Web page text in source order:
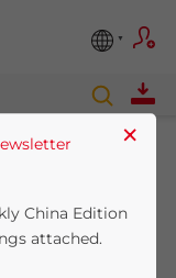
×
China Edition
attached.